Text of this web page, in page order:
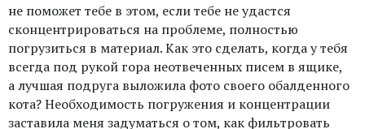
не поможет тебе в этом, если тебе не удастся
сконцентрироваться на проблеме, полностью
погрузиться в материал. Как это сделать, когда у тебя
всегда под рукой гора неотвеченных писем в ящике,
а лучшая подруга выложила фото своего обалденного
кота? Необходимость погружения и концентрации
заставила меня задуматься о том, как фильтровать